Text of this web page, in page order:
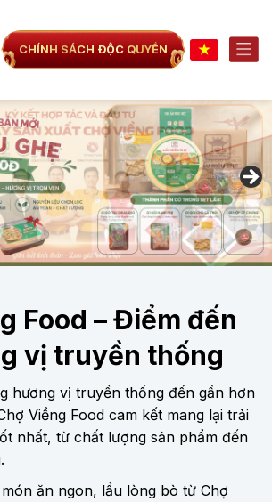
CHÍNH SÁCH ĐỘC QUYỀN
Food – Điểm đến
vị truyền thống
hương vị truyền thống đến gần hơn
Viềng Food cam kết mang lại trải
nhất, từ chất lượng sản phẩm đến
ăn ngon, lẩu lòng bò từ Chợ